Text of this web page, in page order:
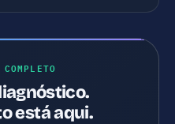
está aqui.